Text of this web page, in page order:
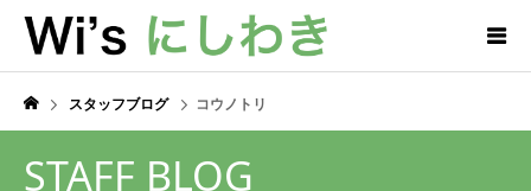
スタッフブログ コウノトリ
STAFF BLOG